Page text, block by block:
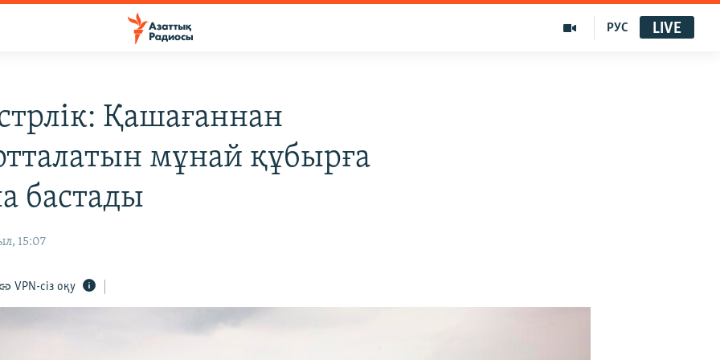
РУС LIVE
Қашағаннан
мұнай құбырға
бастады
15:07
VPN-сіз оқу